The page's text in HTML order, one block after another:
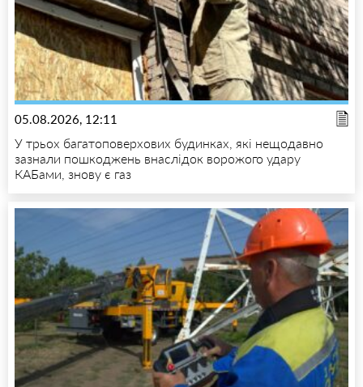
05.08.2026, 12:11
У трьох багатоповерхових будинках, які нещодавно
зазнали пошкоджень внаслідок ворожого удару
КАБами, знову є газ